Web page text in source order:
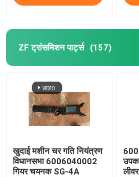
ZF ट्रांसमिशन पार्ट्स (157)
खुदाई मशीन चर गति नियंत्रण
विधानसभा 6006040002
गियर चयनक SG-4A